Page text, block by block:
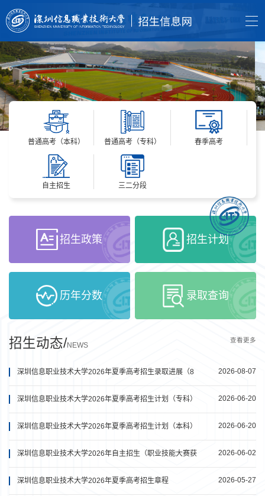
普通高考（本科） 普通高考（专科） 春季高考
自主招生 三二分段
招生政策 招生计划
历年分数 录取查询
招生动态/NEWS
查看更多
深圳信息职业技术大学2026年夏季高考招生录取进展（8
2026-08-07
深圳信息职业技术大学2026年夏季高考招生计划（专科） 2026-06-20
深圳信息职业技术大学2026年夏季高考招生计划（本科） 2026-06-20
深圳信息职业技术大学2026年自主招生（职业技能大赛获
2026-06-02
深圳信息职业技术大学2026年夏季高考招生章程 2026-05-27